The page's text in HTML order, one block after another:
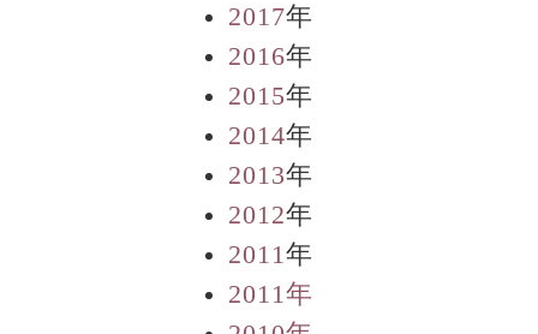
2017年
2016年
2015年
2014年
2013年
2012年
2011年
2011年